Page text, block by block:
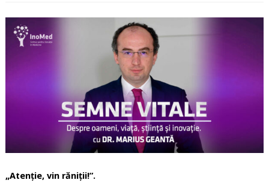
„Atenție, vin răniții!”.